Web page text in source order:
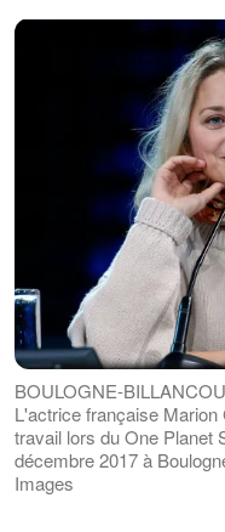
BOULOGNE-
L'actrice française
travail lors du One Planet
décembre 2017 à
Images